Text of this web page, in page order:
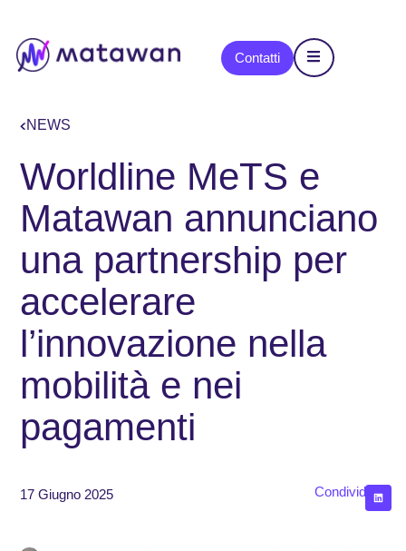
Contatti
NEWS
Worldline MeTS e
Matawan annunciano
una partnership per
accelerare
l’innovazione nella
mobilità e nei
pagamenti
17 Giugno 2025 Condividere